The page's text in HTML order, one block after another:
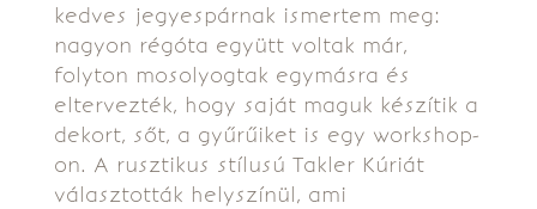
kedves jegyespárnak ismertem meg:
nagyon régóta együtt voltak már,
folyton mosolyogtak egymásra és
eltervezték, hogy saját maguk készítik a
dekort, sőt, a gyűrűiket is egy workshop-
on. A rusztikus stílusú Takler Kúriát
választották helyszínül, ami